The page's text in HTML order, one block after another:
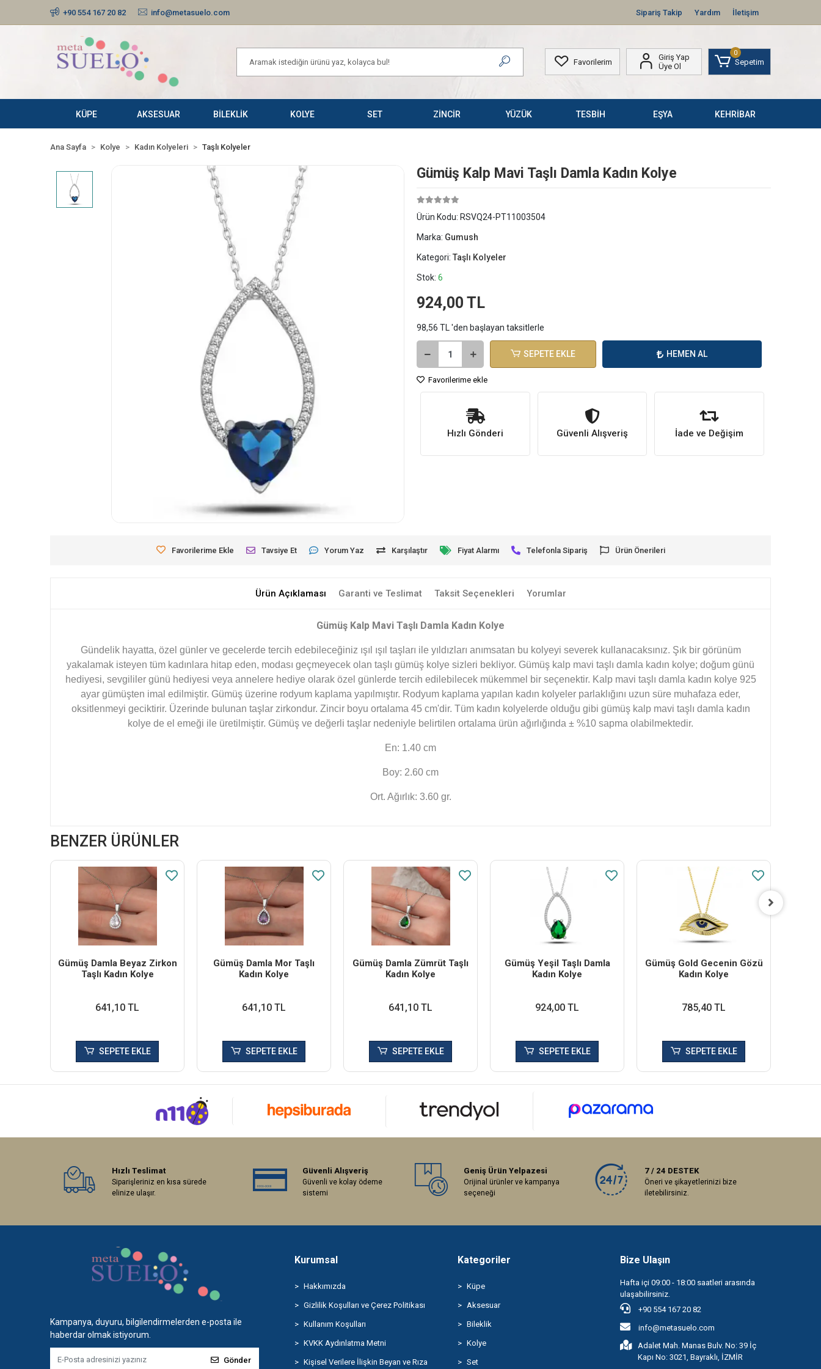
+90 554 167 20 82 info@metasuelo.com Sipariş Takip Yardım İletişim
Favorilerim
Giriş Yap
Üye Ol
0
Sepetim
KÜPE AKSESUAR BİLEKLİK KOLYE SET ZİNCİR YÜZÜK TESBİH EŞYA KEHRİBAR
Ana Sayfa Kolye Kadın Kolyeleri Taşlı Kolyeler
Gümüş Kalp Mavi Taşlı Damla Kadın Kolye
Ürün Kodu: RSVQ24-PT11003504
Marka: Gumush
Kategori: Taşlı Kolyeler
Stok: 6
924,00 TL
98,56 TL 'den başlayan taksitlerle
SEPETE EKLE HEMEN AL
Favorilerime ekle
Hızlı Gönderi Güvenli Alışveriş İade ve Değişim
Favorilerime Ekle Tavsiye Et Yorum Yaz Karşılaştır Fiyat Alarmı Telefonla Sipariş Ürün Önerileri
Ürün Açıklaması Garanti ve Teslimat Taksit Seçenekleri Yorumlar
Gümüş Kalp Mavi Taşlı Damla Kadın Kolye
Gündelik hayatta, özel günler ve gecelerde tercih edebileceğiniz ışıl ışıl taşları ile yıldızları anımsatan bu kolyeyi severek kullanacaksınız. Şık bir görünüm
yakalamak isteyen tüm kadınlara hitap eden, modası geçmeyecek olan taşlı gümüş kolye sizleri bekliyor. Gümüş kalp mavi taşlı damla kadın kolye; doğum günü
hediyesi, sevgililer günü hediyesi veya annelere hediye olarak özel günlerde tercih edilebilecek mükemmel bir seçenektir. Kalp mavi taşlı damla kadın kolye 925
ayar gümüşten imal edilmiştir. Gümüş üzerine rodyum kaplama yapılmıştır. Rodyum kaplama yapılan kadın kolyeler parlaklığını uzun süre muhafaza eder,
oksitlenmeyi geciktirir. Üzerinde bulunan taşlar zirkondur. Zincir boyu ortalama 45 cm'dir. Tüm kadın kolyelerde olduğu gibi gümüş kalp mavi taşlı damla kadın
kolye de el emeği ile üretilmiştir. Gümüş ve değerli taşlar nedeniyle belirtilen ortalama ürün ağırlığında ± %10 sapma olabilmektedir.
En: 1.40 cm
Boy: 2.60 cm
Ort. Ağırlık: 3.60 gr.
BENZER ÜRÜNLER
Gümüş Damla Beyaz Zirkon
Taşlı Kadın Kolye
641,10 TL
SEPETE EKLE
Gümüş Damla Mor Taşlı
Kadın Kolye
641,10 TL
SEPETE EKLE
Gümüş Damla Zümrüt Taşlı
Kadın Kolye
641,10 TL
SEPETE EKLE
Gümüş Yeşil Taşlı Damla
Kadın Kolye
924,00 TL
SEPETE EKLE
Gümüş Gold Gecenin Gözü
Kadın Kolye
785,40 TL
SEPETE EKLE
Hızlı Teslimat
Siparişleriniz en kısa sürede
elinize ulaşır.
Güvenli Alışveriş
Güvenli ve kolay ödeme
sistemi
Geniş Ürün Yelpazesi
Orijinal ürünler ve kampanya
seçeneği
7 / 24 DESTEK
Öneri ve şikayetlerinizi bize
iletebilirsiniz.
Kampanya, duyuru, bilgilendirmelerden e-posta ile
haberdar olmak istiyorum.
Gönder
Kurumsal
Hakkımızda
Gizlilik Koşulları ve Çerez Politikası
Kullanım Koşulları
KVKK Aydınlatma Metni
Kişisel Verilere İlişkin Beyan ve Rıza
Kategoriler
Küpe
Aksesuar
Bileklik
Kolye
Set
Bize Ulaşın
Hafta içi 09:00 - 18:00 saatleri arasında
ulaşabilirsiniz.
+90 554 167 20 82
info@metasuelo.com
Adalet Mah. Manas Bulv. No: 39 İç
Kapı No: 3021, Bayraklı, İZMİR